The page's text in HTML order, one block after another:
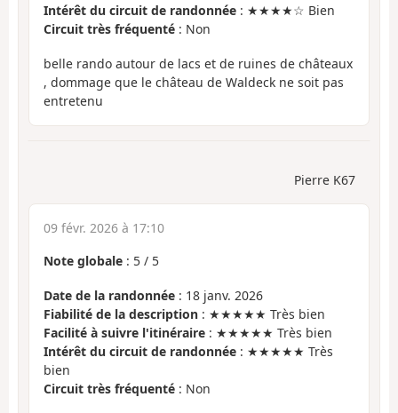
Intérêt du circuit de randonnée : ★★★★☆ Bien
Circuit très fréquenté : Non
belle rando autour de lacs et de ruines de châteaux
, dommage que le château de Waldeck ne soit pas
entretenu
Pierre K67
09 févr. 2026 à 17:10
Note globale : 5 / 5
Date de la randonnée : 18 janv. 2026
Fiabilité de la description : ★★★★★ Très bien
Facilité à suivre l'itinéraire : ★★★★★ Très bien
Intérêt du circuit de randonnée : ★★★★★ Très
bien
Circuit très fréquenté : Non